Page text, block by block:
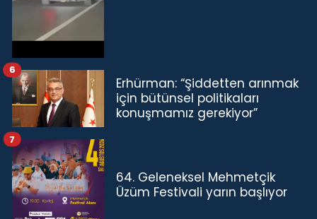
Erhürman: “Şiddetten arınmak
için bütünsel politikaları
konuşmamız gerekiyor”
6
64. Geleneksel Mehmetçik
Üzüm Festivali yarın başlıyor
7